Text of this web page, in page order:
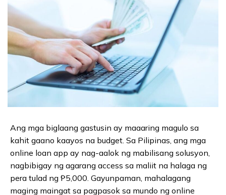
Ang mga biglaang gastusin ay maaaring magulo sa
kahit gaano kaayos na budget. Sa Pilipinas, ang mga
online loan app ay nag-aalok ng mabilisang solusyon,
nagbibigay ng agarang access sa maliit na halaga ng
pera tulad ng ₱5,000. Gayunpaman, mahalagang
maging maingat sa pagpasok sa mundo ng online